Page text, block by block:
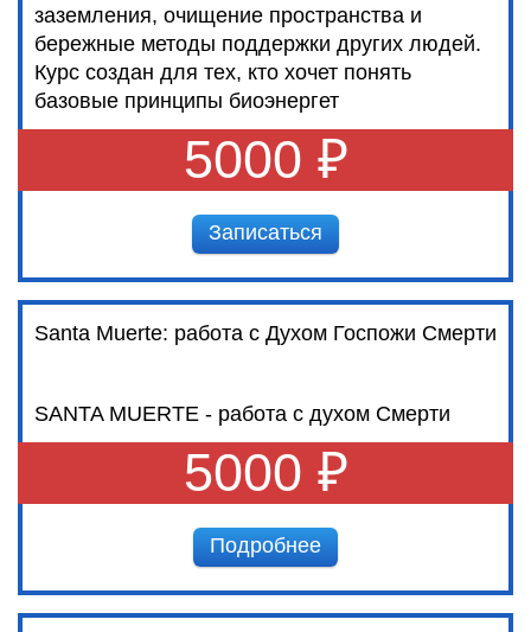
заземления, очищение пространства и
бережные методы поддержки других людей.
Курс создан для тех, кто хочет понять
базовые принципы биоэнергет
5000 ₽
Записаться
Santa Muerte: работа с Духом Госпожи Смерти
SANTA MUERTE - работа с духом Смерти
5000 ₽
Подробнее